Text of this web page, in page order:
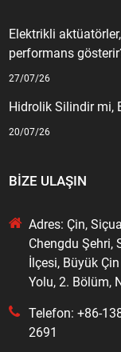
Elektrikli
performans
27/07/26
Hidrolik Silindir mi,
20/07/26
BIZE ULAŞIN
Adres: Çin,
Chengdu Şehri,
İlçesi, Büyük
Yolu, 2. Bölüm,
Telefon: +86-
2691